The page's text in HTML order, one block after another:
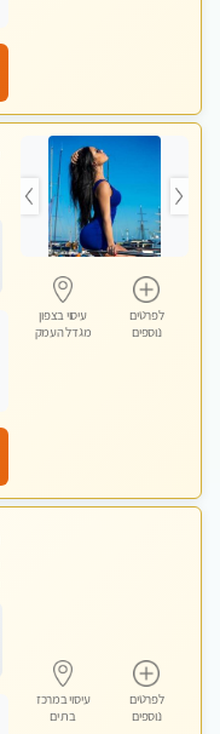
לפרטים
נוספים
עיסוי בצפון
מגדל העמק
לפרטים
נוספים
עיסוי במרכז
בת ים